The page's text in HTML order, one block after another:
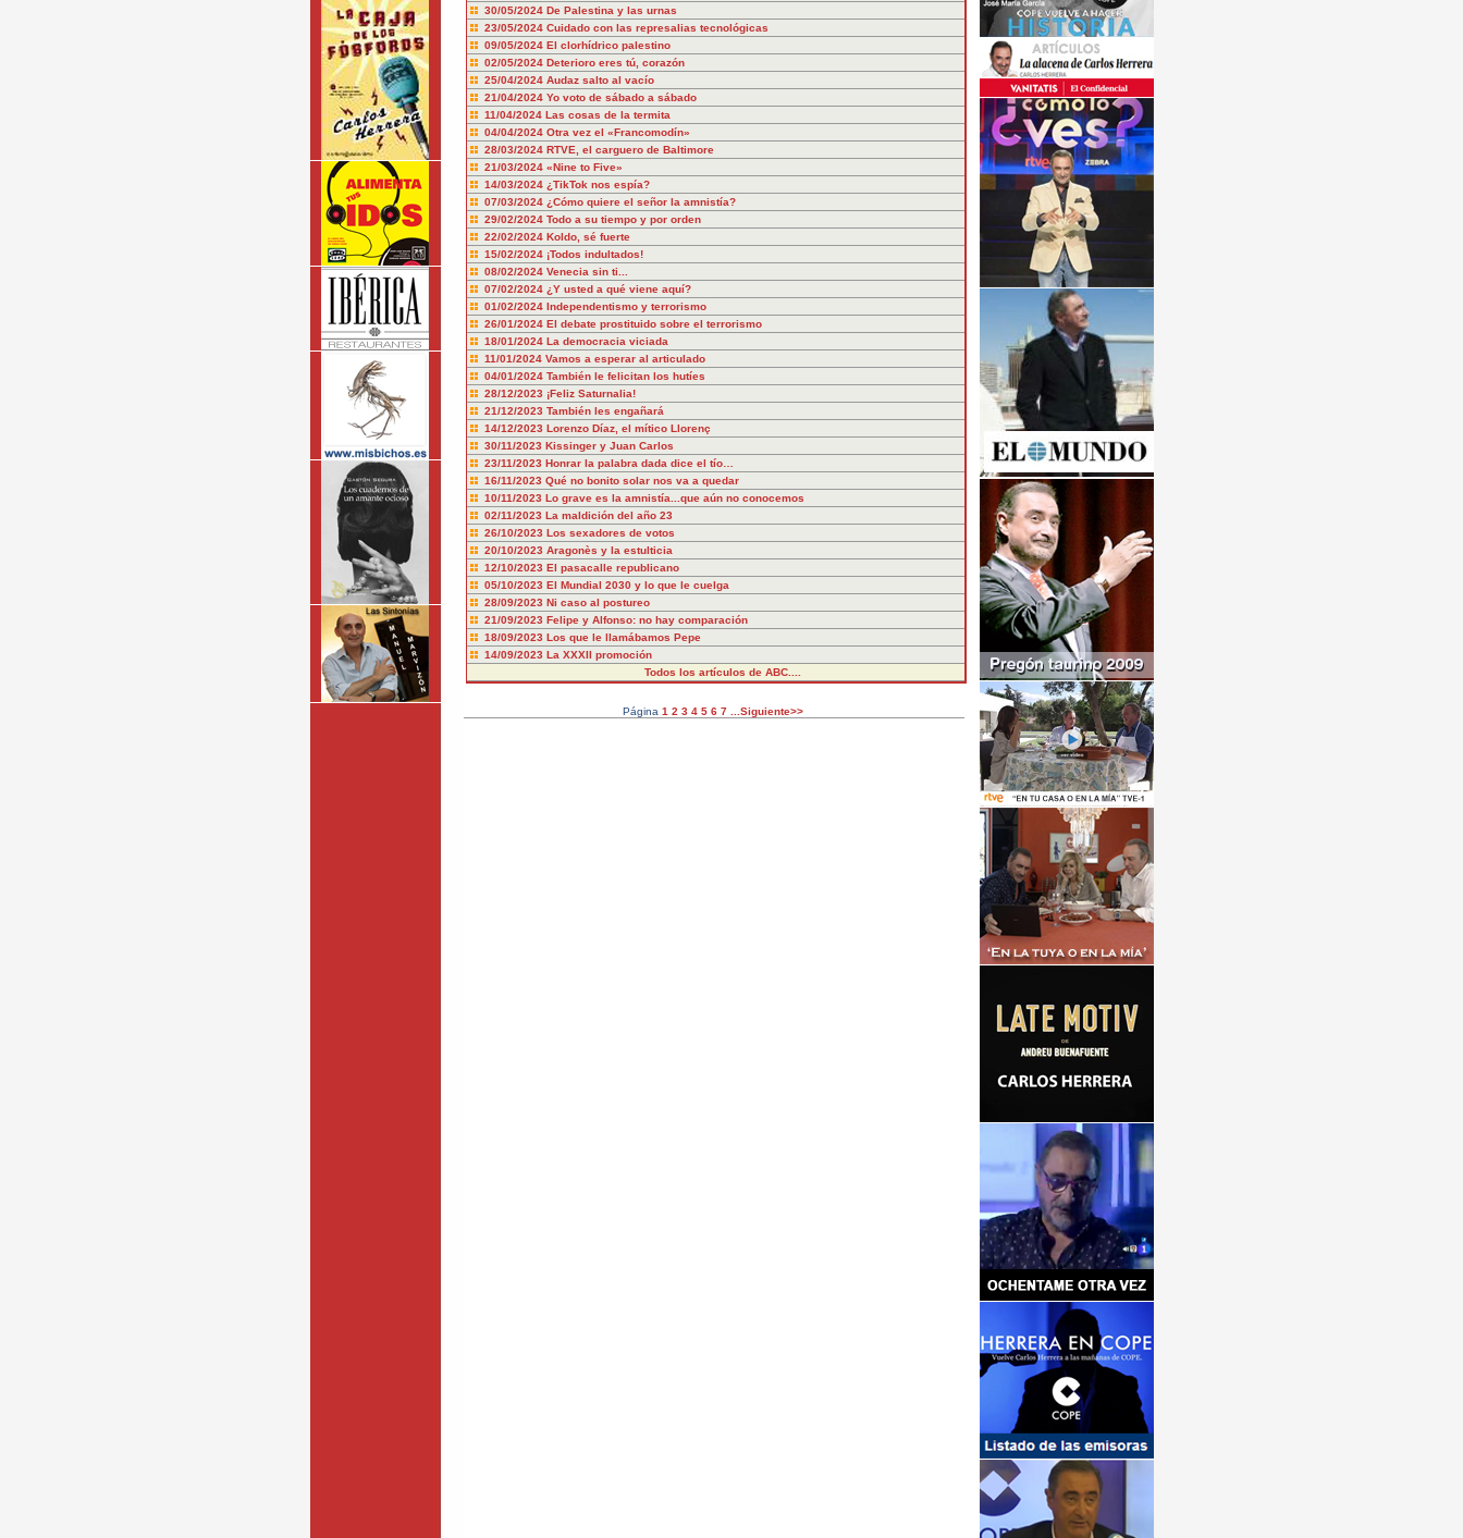
30/05/2024 De Palestina y las urnas
23/05/2024 Cuidado con las represalias tecnológicas
09/05/2024 El clorhídrico palestino
02/05/2024 Deterioro eres tú, corazón
25/04/2024 Audaz salto al vacío
21/04/2024 Yo voto de sábado a sábado
11/04/2024 Las cosas de la termita
04/04/2024 Otra vez el «Francomodín»
28/03/2024 RTVE, el carguero de Baltimore
21/03/2024 «Nine to Five»
14/03/2024 ¿TikTok nos espía?
07/03/2024 ¿Cómo quiere el señor la amnistía?
29/02/2024 Todo a su tiempo y por orden
22/02/2024 Koldo, sé fuerte
15/02/2024 ¡Todos indultados!
08/02/2024 Venecia sin ti...
07/02/2024 ¿Y usted a qué viene aquí?
01/02/2024 Independentismo y terrorismo
26/01/2024 El debate prostituido sobre el terrorismo
18/01/2024 La democracia viciada
11/01/2024 Vamos a esperar al articulado
04/01/2024 También le felicitan los hutíes
28/12/2023 ¡Feliz Saturnalia!
21/12/2023 También les engañará
14/12/2023 Lorenzo Díaz, el mítico Llorenç
30/11/2023 Kissinger y Juan Carlos
23/11/2023 Honrar la palabra dada dice el tío…
16/11/2023 Qué no bonito solar nos va a quedar
10/11/2023 Lo grave es la amnistía...que aún no conocemos
02/11/2023 La maldición del año 23
26/10/2023 Los sexadores de votos
20/10/2023 Aragonès y la estulticia
12/10/2023 El pasacalle republicano
05/10/2023 El Mundial 2030 y lo que le cuelga
28/09/2023 Ni caso al postureo
21/09/2023 Felipe y Alfonso: no hay comparación
18/09/2023 Los que le llamábamos Pepe
14/09/2023 La XXXII promoción
Todos los artículos de ABC....
Página 1 2 3 4 5 6 7 ...Siguiente>>